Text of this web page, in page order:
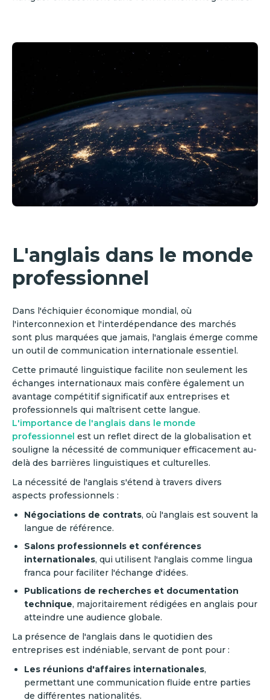
L'anglais dans le monde
professionnel
Dans l'échiquier économique mondial, où
l'interconnexion et l'interdépendance des marchés
sont plus marquées que jamais, l'anglais émerge comme
un outil de communication internationale essentiel.
Cette primauté linguistique facilite non seulement les
échanges internationaux mais confère également un
avantage compétitif significatif aux entreprises et
professionnels qui maîtrisent cette langue.
L'importance de l'anglais dans le monde
professionnel est un reflet direct de la globalisation et
souligne la nécessité de communiquer efficacement au-
delà des barrières linguistiques et culturelles.
La nécessité de l'anglais s'étend à travers divers
aspects professionnels :
Négociations de contrats, où l'anglais est souvent la
langue de référence.
Salons professionnels et conférences
internationales, qui utilisent l'anglais comme lingua
franca pour faciliter l'échange d'idées.
Publications de recherches et documentation
technique, majoritairement rédigées en anglais pour
atteindre une audience globale.
La présence de l'anglais dans le quotidien des
entreprises est indéniable, servant de pont pour :
Les réunions d'affaires internationales,
permettant une communication fluide entre parties
de différentes nationalités.